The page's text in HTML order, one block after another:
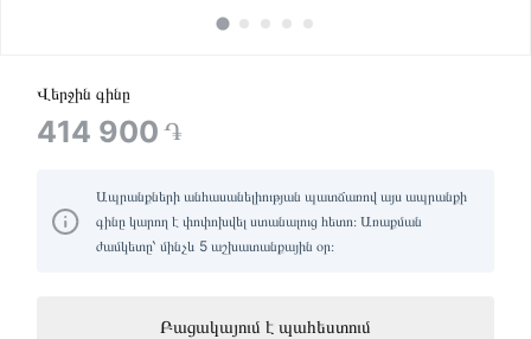
Վերջին գինը
414 900 ֏
Ապրանքների անհասանելիության պատճառով այս ապրանքի
գինը կարող է փոփոխվել ստանալուց հետո։ Առաքման
ժամկետը՝ մինչև 5 աշխատանքային օր։
Բացակայում է պահեստում